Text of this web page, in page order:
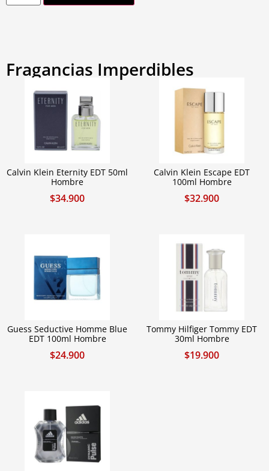
Fragancias Imperdibles
Calvin Klein Eternity EDT 50ml
Hombre
$34.900
Calvin Klein Escape EDT
100ml Hombre
$32.900
Guess Seductive Homme Blue
EDT 100ml Hombre
$24.900
Tommy Hilfiger Tommy EDT
30ml Hombre
$19.900